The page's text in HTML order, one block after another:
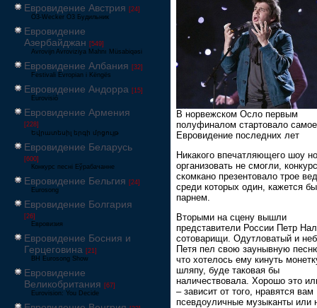
Евровидение Австрия [24]
Ö3-Wecker Ö3 Будильник
Евровидение
Азербайджан [549]
Avrovijn Avroviziya Mahnı Müsabiqəsi
Евровидение Албания [32]
Festivali Evropian i Këngës
Евровидение Андорра [15]
Eurovisió
Евровидение Армения
[228]
Եվրատեսիլ երգի մրցույթ
Евровидение Беларусь
[600]
Конкурс песні Еўрабачанне
Евровидение Бельгия [24]
Eurosong
Евровидение Болгария
[26]
Евровизия
Евровидение Босния и
Герцеговина [21]
BH Eurosong Show
Евровидение
Великобритания [67]
Eurovision: You Decide
В норвежском Осло первым
полуфиналом стартовало
Евровидение последних лет
Никакого впечатляющего шоу
организовать не смогли, конкурс
скомкано презентовало трое
среди которых один, кажется
парнем.
Вторыми на сцену вышли
представители России Петр
сотоварищи. Одутловатый и
Петя пел свою заунывную
что хотелось ему кинуть
шляпу, буде таковая бы
наличествовала. Хорошо это
– зависит от того, нравятся вам
псевдоуличные музыканты или